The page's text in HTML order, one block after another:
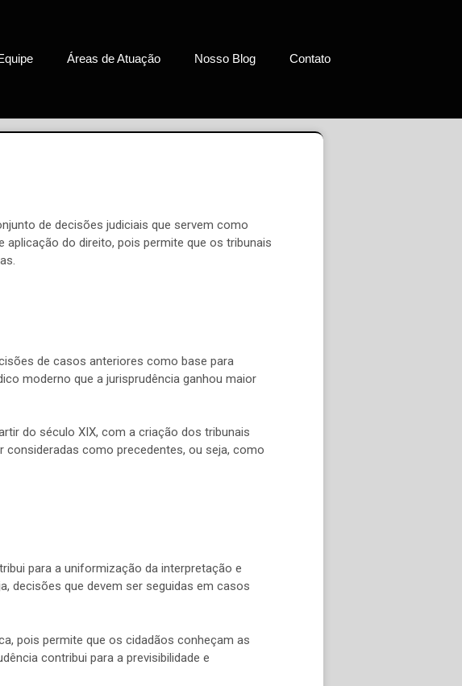
Áreas de Atuação Nosso Blog Contato
de decisões judiciais que servem como
do direito, pois permite que os tribunais
de casos anteriores como base para
moderno que a jurisprudência ganhou maior
do século XIX, com a criação dos tribunais
como precedentes, ou seja, como
para a uniformização da interpretação e
decisões que devem ser seguidas em casos
pois permite que os cidadãos conheçam as
contribui para a previsibilidade e